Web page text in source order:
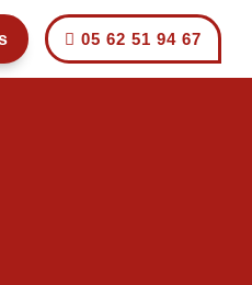
 05 62 51 94 67